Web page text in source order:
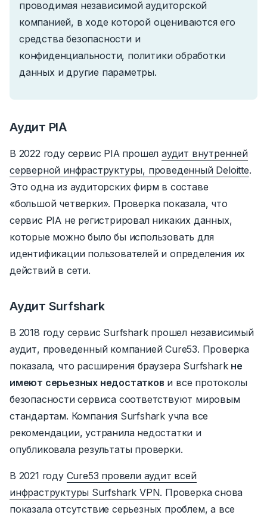
проводимая независимой аудиторской
компанией, в ходе которой оцениваются его
средства безопасности и
конфиденциальности, политики обработки
данных и другие параметры.
Аудит PIA
В 2022 году сервис PIA прошелаудит внутренней
серверной инфраструктуры, проведенный Deloitte.
Это одна из аудиторских фирм в составе
«большой четверки». Проверка показала, что
сервис PIA не регистрировал никаких данных,
которые можно было бы использовать для
идентификации пользователей и определения их
действий в сети.
Аудит Surfshark
В 2018 году сервис Surfshark прошел независимый
аудит, проведенный компанией Cure53. Проверка
показала, что расширения браузера Surfshark не
имеют серьезных недостатков и все протоколы
безопасности сервиса соответствуют мировым
стандартам. Компания Surfshark учла все
рекомендации, устранила недостатки и
опубликовала результаты проверки.
В 2021 году Cure53 провели аудит всей
инфраструктуры Surfshark VPN. Проверка снова
показала отсутствие серьезных проблем, а все